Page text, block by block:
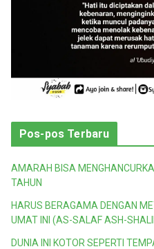
Pos-pos Terbaru
AMARAH BISA
TAHUN
HARUS BERAGAMA DENGAN
UMAT INI (AS-SALAF ASH-
DUNIA INI KOTOR SEPERTI